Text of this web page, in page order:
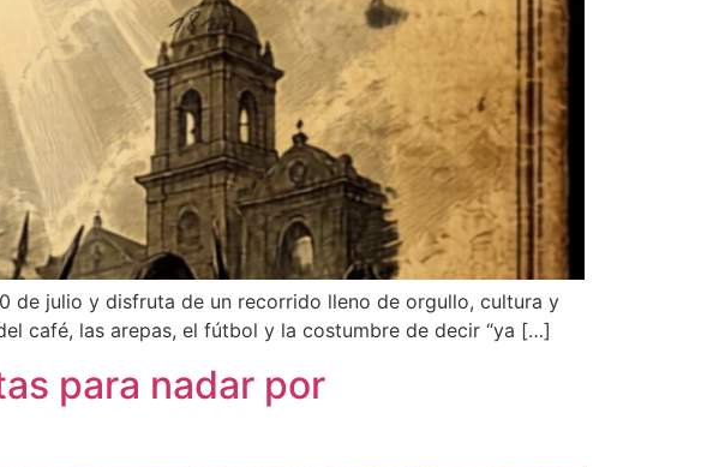
de julio y disfruta de un recorrido lleno de orgullo, cultura y
café, las arepas, el fútbol y la costumbre de decir “ya […]
para nadar por